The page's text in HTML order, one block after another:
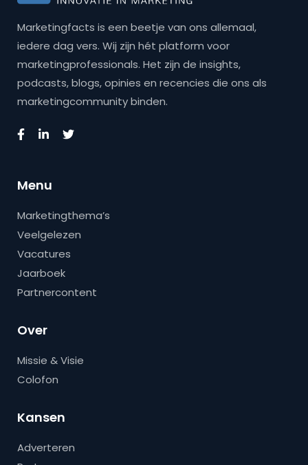
Marketingfacts is een beetje van ons allemaal,
iedere dag vers. Wij zijn hét platform voor
marketingprofessionals. Het zijn de insights,
podcasts, blogs, opinies en recencies die ons als
marketingcommunity binden.
Menu
Marketingthema’s
Veelgelezen
Vacatures
Jaarboek
Partnercontent
Over
Missie & Visie
Colofon
Kansen
Adverteren